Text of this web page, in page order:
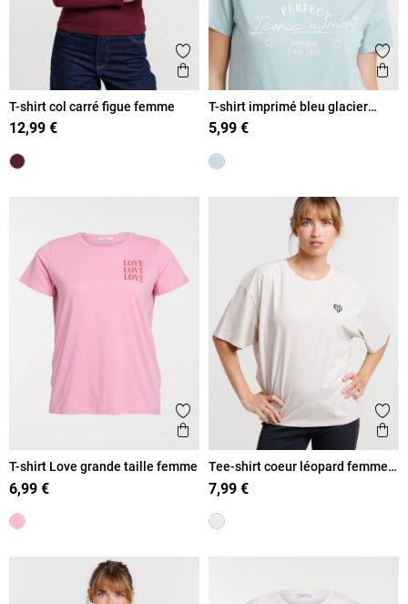
Ajouter aux favoris
Aperçu rapide
T-shirt col carré figue femme
12,99 €
T-shirt imprimé bleu glacier
femme
5,99 €
Ajouter aux favoris
Aperçu rapide
T-shirt Love grande taille femme
6,99 €
Tee-shirt coeur léopard femme
beige
7,99 €